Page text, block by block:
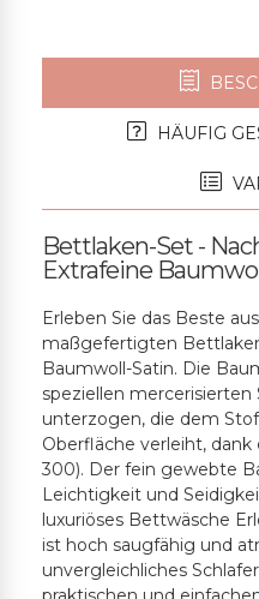
HÄUFIG
Bettlaken-Set -
Extrafeine
Erleben Sie das Beste
maßgefertigten
Baumwoll-Satin. Die
speziellen mercerisierten
unterzogen, die dem
Oberfläche verleiht, dank
300). Der fein gewebte
Leichtigkeit und
luxuriöses Bettwäsche
ist hoch saugfähig und
unvergleichliches